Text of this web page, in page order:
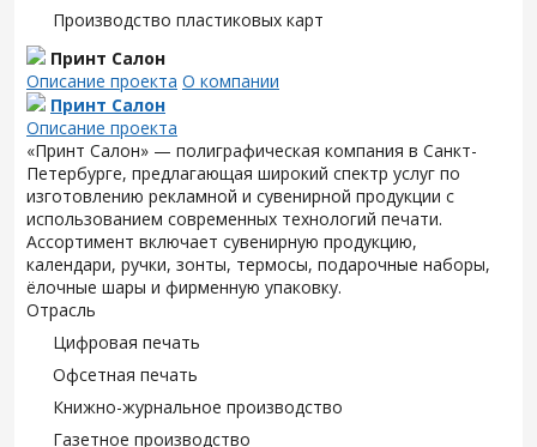
Производство пластиковых карт
Принт Салон
Описание проекта О компании
Принт Салон
Описание проекта
«Принт Салон» — полиграфическая компания в Санкт-
Петербурге, предлагающая широкий спектр услуг по
изготовлению рекламной и сувенирной продукции с
использованием современных технологий печати.
Ассортимент включает сувенирную продукцию,
календари, ручки, зонты, термосы, подарочные наборы,
ёлочные шары и фирменную упаковку.
Отрасль
Цифровая печать
Офсетная печать
Книжно-журнальное производство
Газетное производство